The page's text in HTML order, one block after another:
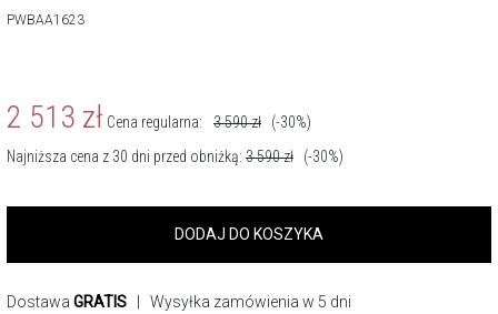
PWBAA1623
2 513 zł Cena regularna: 3 590zł
(-30%)
Najniższa cena z 30 dni przed obniżką: 3 590zł (-30%)
DODAJ DO KOSZYKA
Dostawa GRATIS | Wysyłka zamówienia w 5 dni